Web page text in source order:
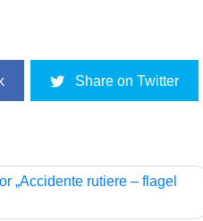
Share on Twitter
„Accidente rutiere – flagel